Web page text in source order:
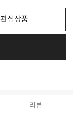
관심상품
리뷰